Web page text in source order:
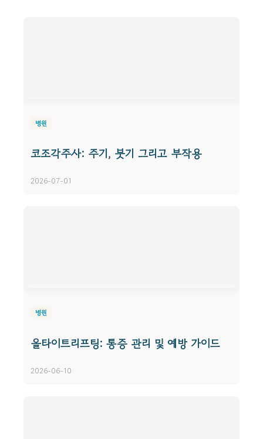
병원
코조각주사: 주기, 붓기 그리고 부작용
2026-07-01
병원
올타이트리프팅: 통증 관리 및 예방 가이드
2026-06-10